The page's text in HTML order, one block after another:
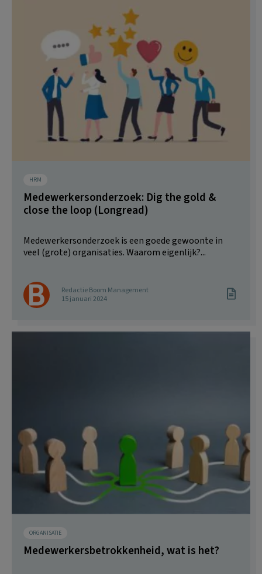
HRM
Medewerkersonderzoek: Dig the gold &
close the loop (Longread)
Medewerkersonderzoek is een goede gewoonte in
veel (grote) organisaties. Waarom eigenlijk?...
Redactie Boom Management
15 januari 2024
ORGANISATIE
Medewerkersbetrokkenheid, wat is het?